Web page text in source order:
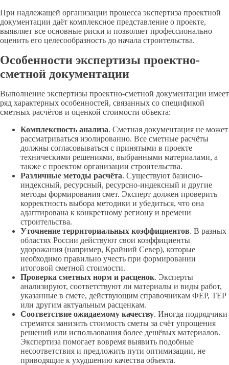
При надлежащей организации процесса экспертиза проектной
документации даёт комплексное представление о проекте,
выявляет все основные риски и позволяет профессионально
оценить его целесообразность до начала строительства.
Особенности экспертизы проектно-
сметной документации
Выполнение экспертизы проектно-сметной документации имеет
ряд характерных особенностей, связанных со спецификой
сметных расчётов и оценкой стоимости объекта:
Комплексность анализа. Сметная документация не может
рассматриваться изолированно. Все сметные расчёты
должны согласовываться с принятыми в проекте
техническими решениями, выбранными материалами, а
также с проектом организации строительства.
Различные методы расчёта. Существуют базисно-
индексный, ресурсный, ресурсно-индексный и другие
методы формирования смет. Эксперт должен проверить
корректность выбора методики и убедиться, что она
адаптирована к конкретному региону и времени
строительства.
Уточнение территориальных коэффициентов. В разных
областях России действуют свои коэффициенты
удорожания (например, Крайний Север), которые
необходимо правильно учесть при формировании
итоговой сметной стоимости.
Проверка сметных норм и расценок. Эксперты
анализируют, соответствуют ли материалы и виды работ,
указанные в смете, действующим справочникам ФЕР, ТЕР
или другим актуальным расценкам.
Соответствие ожидаемому качеству. Иногда подрядчики
стремятся занизить стоимость сметы за счёт упрощения
решений или использования более дешёвых материалов.
Экспертиза помогает вовремя выявить подобные
несоответствия и предложить пути оптимизации, не
приводящие к ухудшению качества объекта.